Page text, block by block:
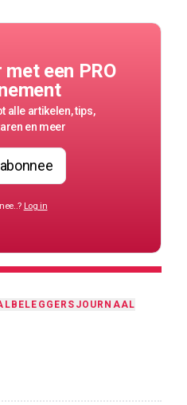
een PRO
alle artikelen, tips,
en meer
Log in
BELEGGERSJOURNAAL